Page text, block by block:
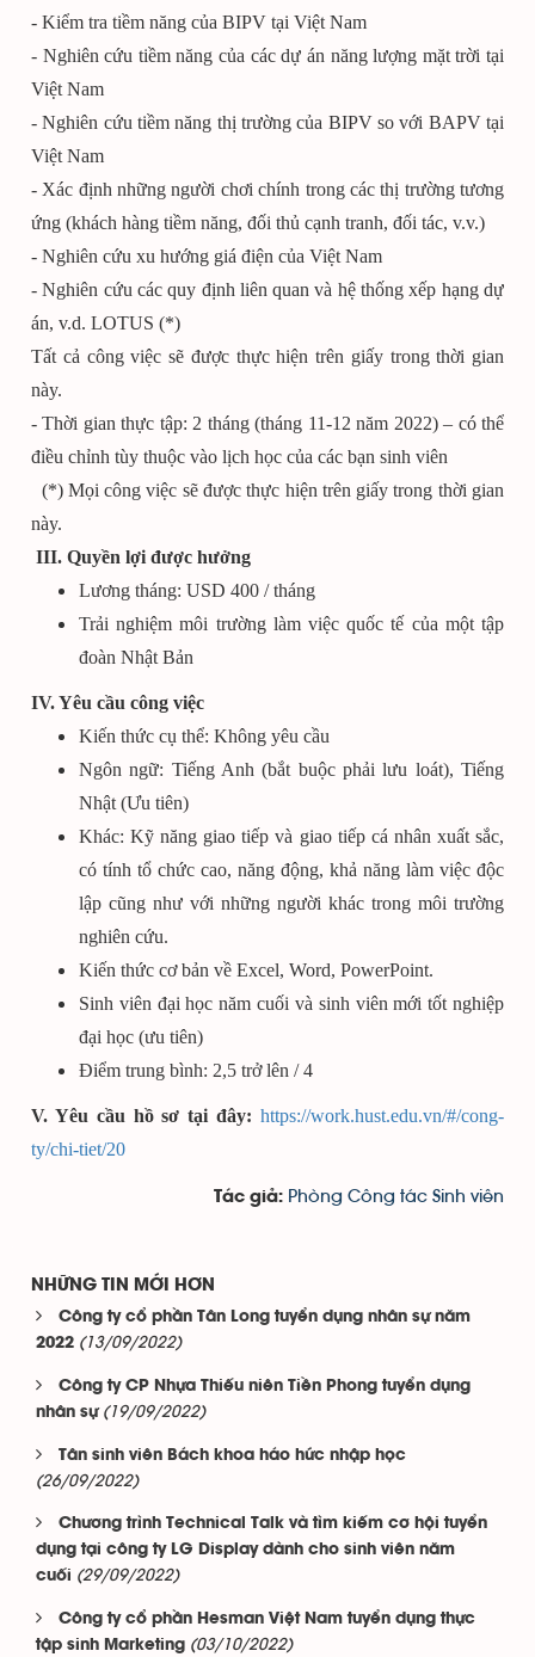
- Kiểm tra tiềm năng của BIPV tại Việt Nam
- Nghiên cứu tiềm năng của các dự án năng lượng mặt trời tại
Việt Nam
- Nghiên cứu tiềm năng thị trường của BIPV so với BAPV tại
Việt Nam
- Xác định những người chơi chính trong các thị trường tương
ứng (khách hàng tiềm năng, đối thủ cạnh tranh, đối tác, v.v.)
- Nghiên cứu xu hướng giá điện của Việt Nam
- Nghiên cứu các quy định liên quan và hệ thống xếp hạng dự
án, v.d. LOTUS (*)
Tất cả công việc sẽ được thực hiện trên giấy trong thời gian
này.
- Thời gian thực tập: 2 tháng (tháng 11-12 năm 2022) – có thể
điều chỉnh tùy thuộc vào lịch học của các bạn sinh viên
(*) Mọi công việc sẽ được thực hiện trên giấy trong thời gian
này.
III. Quyền lợi được hưởng
Lương tháng: USD 400 / tháng
Trải nghiệm môi trường làm việc quốc tế của một tập
đoàn Nhật Bản
IV. Yêu cầu công việc
Kiến thức cụ thể: Không yêu cầu
Ngôn ngữ: Tiếng Anh (bắt buộc phải lưu loát), Tiếng
Nhật (Ưu tiên)
Khác: Kỹ năng giao tiếp và giao tiếp cá nhân xuất sắc,
có tính tổ chức cao, năng động, khả năng làm việc độc
lập cũng như với những người khác trong môi trường
nghiên cứu.
Kiến thức cơ bản về Excel, Word, PowerPoint.
Sinh viên đại học năm cuối và sinh viên mới tốt nghiệp
đại học (ưu tiên)
Điểm trung bình: 2,5 trở lên / 4
V. Yêu cầu hồ sơ tại đây: https://work.hust.edu.vn/#/cong-
ty/chi-tiet/20
Tác giả: Phòng Công tác Sinh viên
NHỮNG TIN MỚI HƠN
Công ty cổ phần Tân Long tuyển dụng nhân sự năm
2022 (13/09/2022)
Công ty CP Nhựa Thiếu niên Tiền Phong tuyển dụng
nhân sự (19/09/2022)
Tân sinh viên Bách khoa háo hức nhập học
(26/09/2022)
Chương trình Technical Talk và tìm kiếm cơ hội tuyển
dụng tại công ty LG Display dành cho sinh viên năm
cuối (29/09/2022)
Công ty cổ phần Hesman Việt Nam tuyển dụng thực
tập sinh Marketing (03/10/2022)